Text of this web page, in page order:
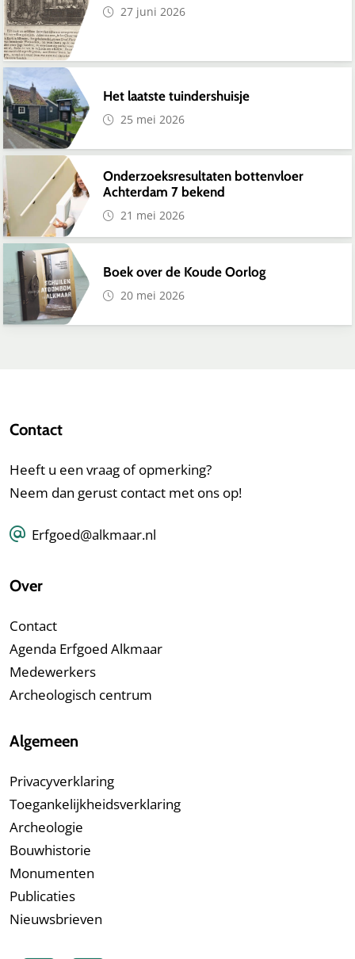
27 juni 2026
Het laatste tuindershuisje
25 mei 2026
Onderzoeksresultaten bottenvloer
Achterdam 7 bekend
21 mei 2026
Boek over de Koude Oorlog
20 mei 2026
Contact
Heeft u een vraag of opmerking?
Neem dan gerust contact met ons op!
Erfgoed@alkmaar.nl
Over
Contact
Agenda Erfgoed Alkmaar
Medewerkers
Archeologisch centrum
Algemeen
Privacyverklaring
Toegankelijkheidsverklaring
Archeologie
Bouwhistorie
Monumenten
Publicaties
Nieuwsbrieven